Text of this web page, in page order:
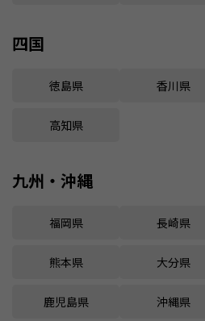
四国
徳島県 香川県
高知県
九州・沖縄
福岡県 長崎県
熊本県 大分県
鹿児島県 沖縄県